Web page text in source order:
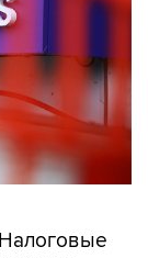
Налоговые